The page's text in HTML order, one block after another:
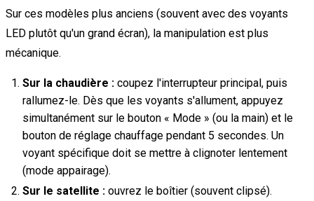
Sur ces modèles plus anciens (souvent avec des voyants
LED plutôt qu'un grand écran), la manipulation est plus
mécanique.
Sur la chaudière : coupez l'interrupteur principal, puis
rallumez-le. Dès que les voyants s'allument, appuyez
simultanément sur le bouton « Mode » (ou la main) et le
bouton de réglage chauffage pendant 5 secondes. Un
voyant spécifique doit se mettre à clignoter lentement
(mode appairage).
Sur le satellite : ouvrez le boîtier (souvent clipsé).